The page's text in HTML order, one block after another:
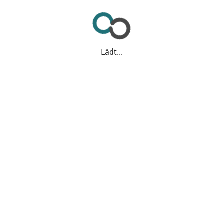
Lädt...